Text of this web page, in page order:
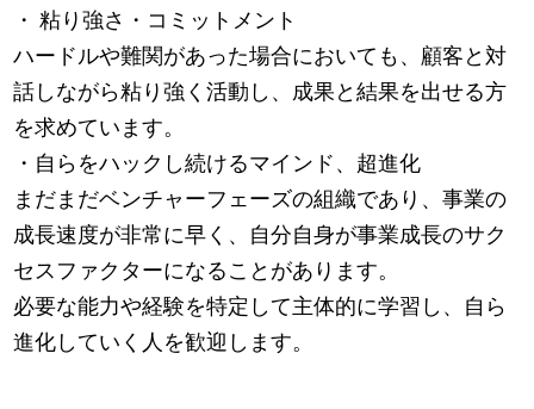
・ 粘り強さ・コミットメント
ハードルや難関があった場合においても、顧客と対
話しながら粘り強く活動し、成果と結果を出せる方
を求めています。
・自らをハックし続けるマインド、超進化
まだまだベンチャーフェーズの組織であり、事業の
成長速度が非常に早く、自分自身が事業成長のサク
セスファクターになることがあります。
必要な能力や経験を特定して主体的に学習し、自ら
進化していく人を歓迎します。